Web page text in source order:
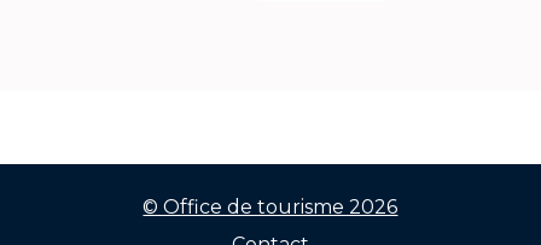
© Office de tourisme 2026